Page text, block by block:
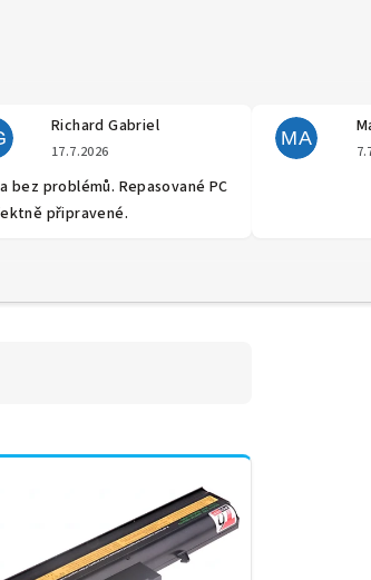
z 5 hvězdiček.
Richard Gabriel
Hodnocení obchodu je 5 z 5
17.7.2026
bez problémů. Repasované PC
připravené.
MA